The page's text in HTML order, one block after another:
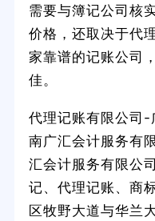
需要与簿记公司核
价格，还取决于代
家靠谱的记账公司
佳。
代理记账有限公司
南广汇会计服务有
汇会计服务有限公
记、代理记账、商
区牧野大道与华兰